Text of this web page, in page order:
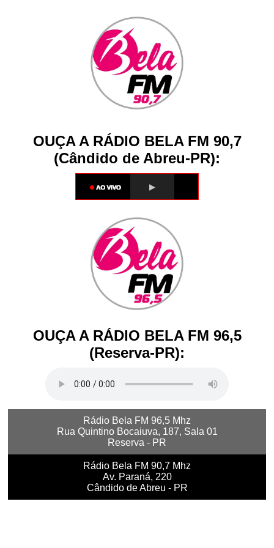
OUÇA A RÁDIO BELA FM 90,7
(Cândido de Abreu-PR):
OUÇA A RÁDIO BELA FM 96,5
(Reserva-PR):
Rádio Bela FM 96,5 Mhz
Rua Quintino Bocaiuva, 187, Sala 01
Reserva - PR
Rádio Bela FM 90,7 Mhz
Av. Paraná, 220
Cândido de Abreu - PR